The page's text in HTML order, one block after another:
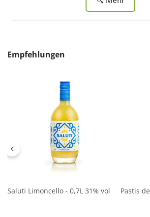
Produktgalerie überspringen
Empfehlungen
Saluti Limoncello - 0,7L 31% vol Pastis